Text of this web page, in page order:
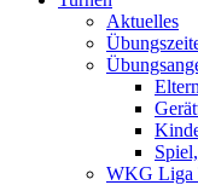
Aktuelles
WKG Liga